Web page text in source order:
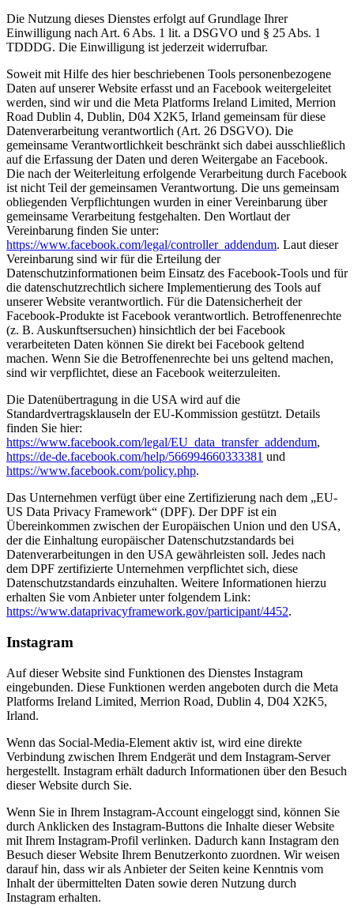
Die Nutzung dieses Dienstes erfolgt auf Grundlage Ihrer
Einwilligung nach Art. 6 Abs. 1 lit. a DSGVO und § 25 Abs. 1
TDDDG. Die Einwilligung ist jederzeit widerrufbar.
Soweit mit Hilfe des hier beschriebenen Tools personenbezogene
Daten auf unserer Website erfasst und an Facebook weitergeleitet
werden, sind wir und die Meta Platforms Ireland Limited, Merrion
Road Dublin 4, Dublin, D04 X2K5, Irland gemeinsam für diese
Datenverarbeitung verantwortlich (Art. 26 DSGVO). Die
gemeinsame Verantwortlichkeit beschränkt sich dabei ausschließlich
auf die Erfassung der Daten und deren Weitergabe an Facebook.
Die nach der Weiterleitung erfolgende Verarbeitung durch Facebook
ist nicht Teil der gemeinsamen Verantwortung. Die uns gemeinsam
obliegenden Verpflichtungen wurden in einer Vereinbarung über
gemeinsame Verarbeitung festgehalten. Den Wortlaut der
Vereinbarung finden Sie unter:
https://www.facebook.com/legal/controller_addendum. Laut dieser
Vereinbarung sind wir für die Erteilung der
Datenschutzinformationen beim Einsatz des Facebook-Tools und für
die datenschutzrechtlich sichere Implementierung des Tools auf
unserer Website verantwortlich. Für die Datensicherheit der
Facebook-Produkte ist Facebook verantwortlich. Betroffenenrechte
(z. B. Auskunftsersuchen) hinsichtlich der bei Facebook
verarbeiteten Daten können Sie direkt bei Facebook geltend
machen. Wenn Sie die Betroffenenrechte bei uns geltend machen,
sind wir verpflichtet, diese an Facebook weiterzuleiten.
Die Datenübertragung in die USA wird auf die
Standardvertragsklauseln der EU-Kommission gestützt. Details
finden Sie hier:
https://www.facebook.com/legal/EU_data_transfer_addendum,
https://de-de.facebook.com/help/566994660333381 und
https://www.facebook.com/policy.php.
Das Unternehmen verfügt über eine Zertifizierung nach dem „EU-
US Data Privacy Framework“ (DPF). Der DPF ist ein
Übereinkommen zwischen der Europäischen Union und den USA,
der die Einhaltung europäischer Datenschutzstandards bei
Datenverarbeitungen in den USA gewährleisten soll. Jedes nach
dem DPF zertifizierte Unternehmen verpflichtet sich, diese
Datenschutzstandards einzuhalten. Weitere Informationen hierzu
erhalten Sie vom Anbieter unter folgendem Link:
https://www.dataprivacyframework.gov/participant/4452.
Instagram
Auf dieser Website sind Funktionen des Dienstes Instagram
eingebunden. Diese Funktionen werden angeboten durch die Meta
Platforms Ireland Limited, Merrion Road, Dublin 4, D04 X2K5,
Irland.
Wenn das Social-Media-Element aktiv ist, wird eine direkte
Verbindung zwischen Ihrem Endgerät und dem Instagram-Server
hergestellt. Instagram erhält dadurch Informationen über den Besuch
dieser Website durch Sie.
Wenn Sie in Ihrem Instagram-Account eingeloggt sind, können Sie
durch Anklicken des Instagram-Buttons die Inhalte dieser Website
mit Ihrem Instagram-Profil verlinken. Dadurch kann Instagram den
Besuch dieser Website Ihrem Benutzerkonto zuordnen. Wir weisen
darauf hin, dass wir als Anbieter der Seiten keine Kenntnis vom
Inhalt der übermittelten Daten sowie deren Nutzung durch
Instagram erhalten.